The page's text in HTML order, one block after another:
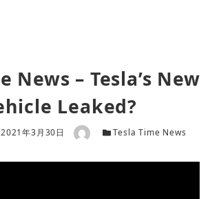
News – Tesla’s New
Leaked?
更新日
2021年3月30日 著者 カテゴリー
Tesla Time News